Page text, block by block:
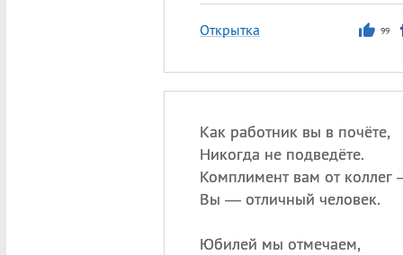
Открытка 99
Как работник вы в почёте,
Никогда не подведёте.
Комплимент вам от коллег
Вы — отличный человек.
Юбилей мы отмечаем,